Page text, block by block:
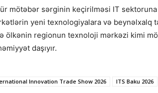
mötəbər sərginin keçirilməsi IT
yeni texnologiyalara və beynəlxalq
ölkənin regionun texnoloji mərkəzi kimi
daşıyır.
Innovation Trade Show 2026 ITS Baku 2026